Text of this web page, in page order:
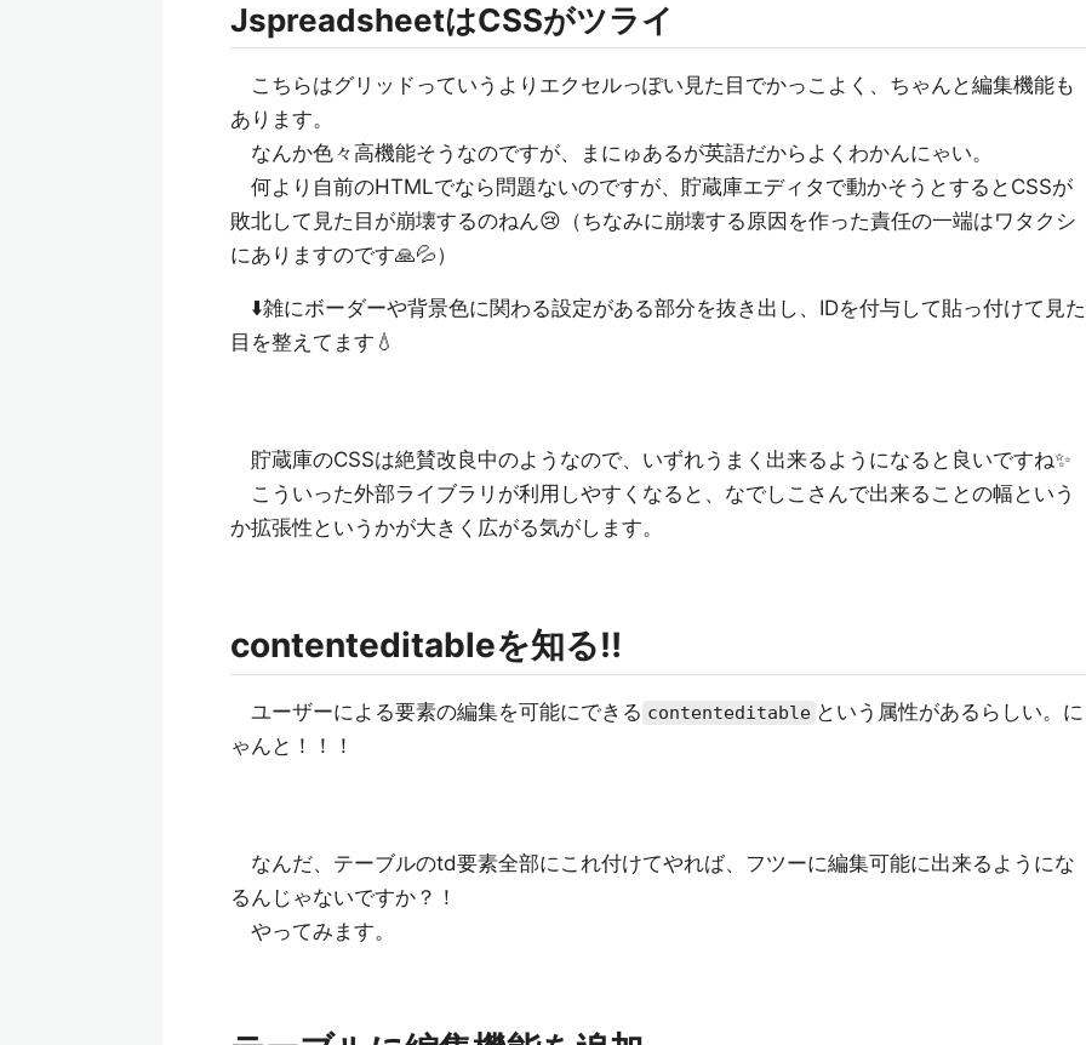
JspreadsheetはCSSがツライ
こちらはグリッドっていうよりエクセルっぽい見た目でかっこよく、ちゃんと編集機能も
あります。
なんか色々高機能そうなのですが、まにゅあるが英語だからよくわかんにゃい。
何より自前のHTMLでなら問題ないのですが、貯蔵庫エディタで動かそうとするとCSSが
敗北して見た目が崩壊するのねん😢（ちなみに崩壊する原因を作った責任の一端はワタクシ
にありますのです🙏💦）
⬇️雑にボーダーや背景色に関わる設定がある部分を抜き出し、IDを付与して貼っ付けて見た
目を整えてます💧
貯蔵庫のCSSは絶賛改良中のようなので、いずれうまく出来るようになると良いですね✨
こういった外部ライブラリが利用しやすくなると、なでしこさんで出来ることの幅という
か拡張性というかが大きく広がる気がします。
contenteditableを知る‼️
ユーザーによる要素の編集を可能にできる contenteditable という属性があるらしい。に
ゃんと！！！
なんだ、テーブルのtd要素全部にこれ付けてやれば、フツーに編集可能に出来るようにな
るんじゃないですか？！
やってみます。